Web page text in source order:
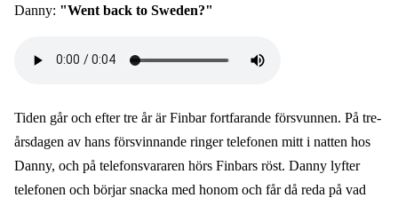
Danny: "Went back to Sweden?"
Tiden går och efter tre år är Finbar fortfarande försvunnen. På tre-
årsdagen av hans försvinnande ringer telefonen mitt i natten hos
Danny, och på telefonsvararen hörs Finbars röst. Danny lyfter
telefonen och börjar snacka med honom och får då reda på vad